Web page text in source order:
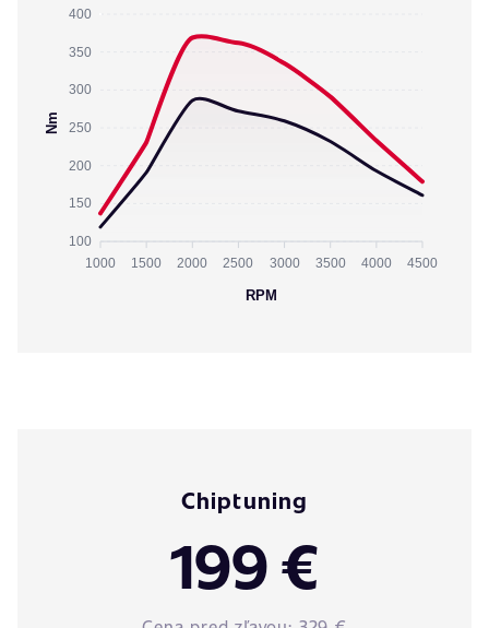
400
350
300
250
200
150
100
Nm
1000 1500 2000 2500 3000 3500 4000 4500
RPM
Chiptuning
199 €